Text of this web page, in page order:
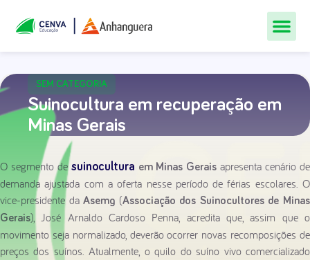
SEM CATEGORIA
Suinocultura em recuperação em
Minas Gerais
O segmento de suinocultura em Minas Geraisapresenta cenário de
demanda ajustada com a oferta nesse período de férias escolares. O
vice-presidente daAsemg (Associação dos Suinocultores de Minas
Gerais), José Arnaldo Cardoso Penna, acredita que, assim que o
movimento seja normalizado, deverão ocorrer novas recomposições de
preços dos suínos. Atualmente, o quilo do suíno vivo comercializado